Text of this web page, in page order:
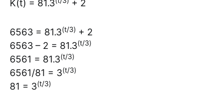
K(t) = 81.3 + 2
6563 = 81.3(t/3) + 2
6563 – 2 = 81.3(t/3)
6561 = 81.3(t/3)
6561/81 = 3(t/3)
81 = 3(t/3)